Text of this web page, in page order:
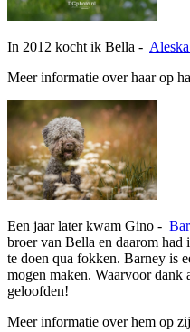
In 2012 kocht ik Bella -
Meer informatie over haar op
Een jaar later kwam Gino -
broer van Bella en daarom had
te doen qua fokken. Barney is
mogen maken. Waarvoor dank
geloofden!
Meer informatie over hem op